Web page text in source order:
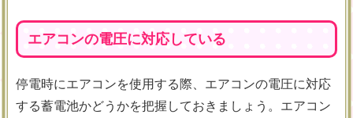
エアコンの電圧に対応している
停電時にエアコンを使用する際、エアコンの電圧に対応
する蓄電池かどうかを把握しておきましょう。エアコン